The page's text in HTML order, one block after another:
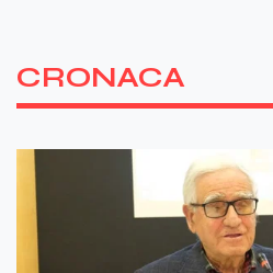
CRONACA